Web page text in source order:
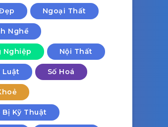
Ngoại Thất
Nghề
Nghiệp Nội Thất
Luật Số Hoá
Kỹ Thuật